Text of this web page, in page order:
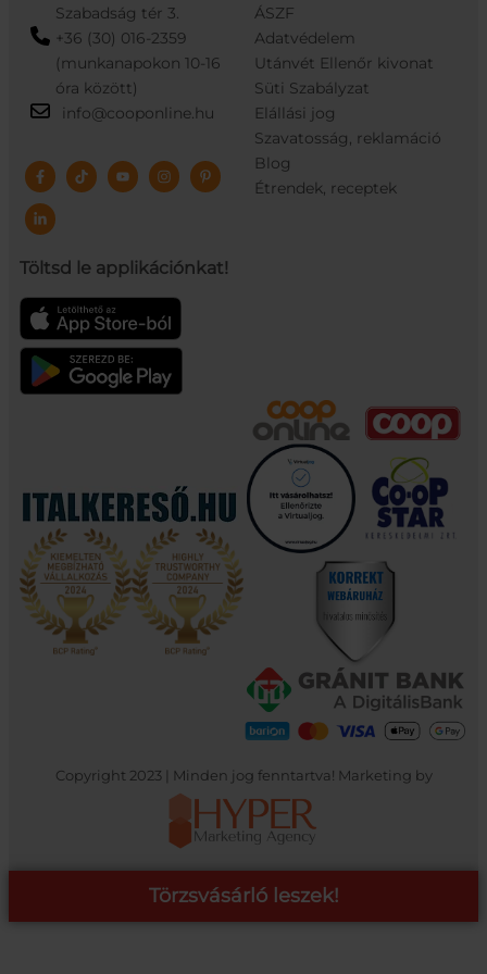
Szabadság tér 3.
+36 (30) 016-2359
(munkanapokon 10-16
óra között)
info@cooponline.hu
Töltsd le applikációnkat!
ÁSZF
Adatvédelem
Utánvét Ellenőr kivonat
Süti Szabályzat
Elállási jog
Szavatosság, reklamáció
Blog
Étrendek, receptek
Copyright 2023 | Minden jog fenntartva! Marketing by
Törzsvásárló leszek!